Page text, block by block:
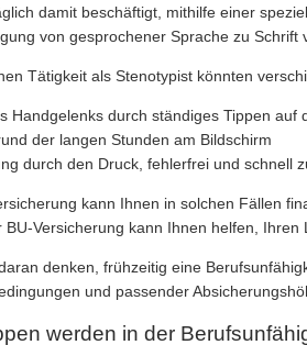
damit beschäftigt, mithilfe einer
von gesprochener Sprache zu Schrift
Tätigkeit als Stenotypist könnten
Handgelenks durch ständiges Tippen auf
der langen Stunden am Bildschirm
durch den Druck, fehlerfrei und schnell
kann Ihnen in solchen Fällen
BU-Versicherung kann Ihnen helfen,
denken, frühzeitig eine
und passender
werden in der